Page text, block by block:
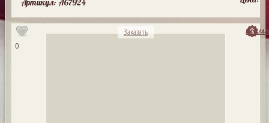
Артикул: A67924
0
Заказать